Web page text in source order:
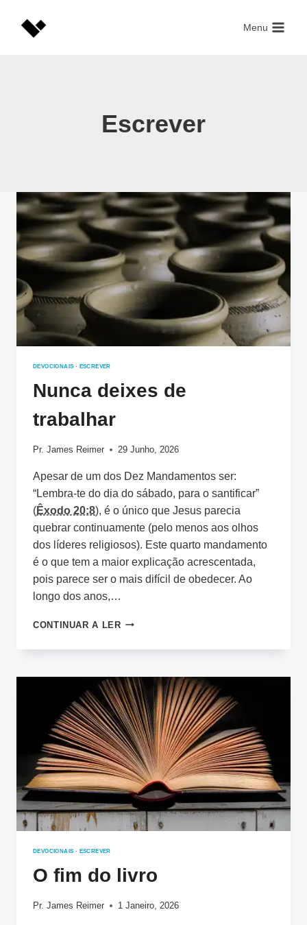
Menu
Escrever
DEVOCIONAIS · ESCREVER
Nunca deixes de
trabalhar
Pr. James Reimer 29 Junho, 2026
Apesar de um dos Dez Mandamentos ser:
“Lembra-te do dia do sábado, para o santificar”
(Êxodo 20:8), é o único que Jesus parecia
quebrar continuamente (pelo menos aos olhos
dos líderes religiosos). Este quarto mandamento
é o que tem a maior explicação acrescentada,
pois parece ser o mais difícil de obedecer. Ao
longo dos anos,…
CONTINUAR A LERNUNCA
DE
DEVOCIONAIS · ESCREVER
O fim do livro
Pr. James Reimer 1 Janeiro, 2026